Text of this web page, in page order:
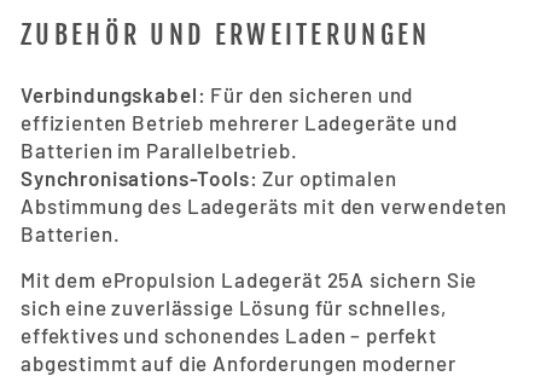
ZUBEHÖR UND ERWEITERUNGEN
Verbindungskabel: Für den sicheren und
effizienten Betrieb mehrerer Ladegeräte und
Batterien im Parallelbetrieb.
Synchronisations-Tools: Zur optimalen
Abstimmung des Ladegeräts mit den verwendeten
Batterien.
Mit dem ePropulsion Ladegerät 25A sichern Sie
sich eine zuverlässige Lösung für schnelles,
effektives und schonendes Laden – perfekt
abgestimmt auf die Anforderungen moderner